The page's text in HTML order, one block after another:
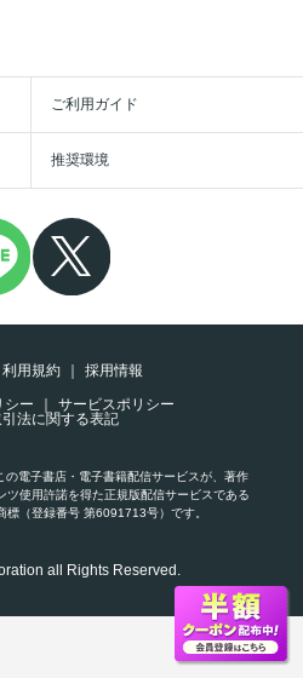
ご利用ガイド
推奨環境
利用規約
採用情報
シー
サービスポリシー
法に関する表記
の電子書店・電子書籍配信サービスが、著作
ツ使用許諾を得た正規版配信サービスである
標（登録番号 第6091713号）です。
all Rights Reserved.